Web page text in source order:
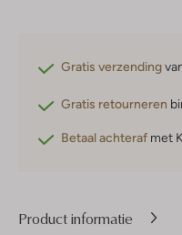
Gratis verzending
Gratis retourneren
Betaal achteraf met
Product informatie